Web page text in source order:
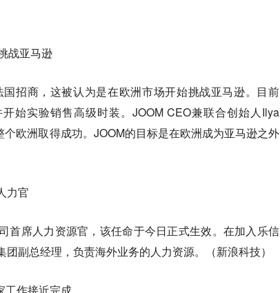
战亚马逊
招商，这被认为是在欧洲市场开始挑战亚马逊。目前
始实验销售高级时装。JOOM CEO兼联合创始人Ilya
欧洲取得成功。JOOM的目标是在欧洲成为亚马逊之外
力官
首席人力资源官，该任命于今日正式生效。在加入乐信
副总经理，负责海外业务的人力资源。（新浪科技）
工作接近完成